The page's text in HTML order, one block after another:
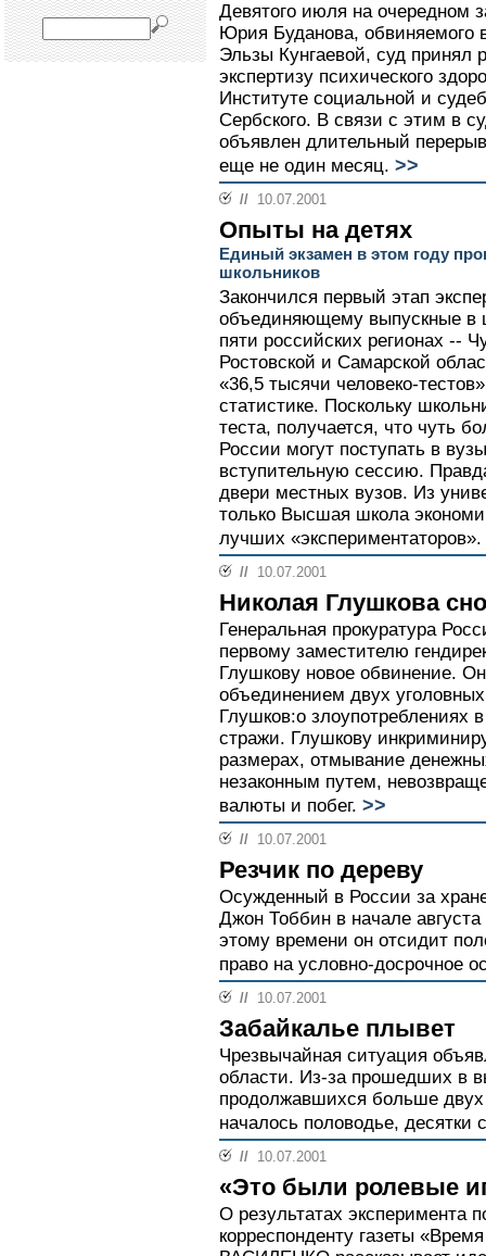
Девятого июля на очередном
Юрия Буданова, обвиняемого
Эльзы Кунгаевой, суд принял
экспертизу психического
Институте социальной и
Сербского. В связи с этим в
объявлен длительный
еще не один месяц. >>
// 10.07.2001
Опыты на детях
Единый экзамен в этом году
школьников
Закончился первый этап
объединяющему выпускные в
пяти российских регионах --
Ростовской и Самарской
«36,5 тысячи человеко-
статистике. Поскольку
теста, получается, что чуть
России могут поступать в
вступительную сессию.
двери местных вузов. Из
только Высшая школа
лучших «экспериментаторов».
// 10.07.2001
Николая Глушкова
Генеральная прокуратура
первому заместителю
Глушкову новое обвинение.
объединением двух
Глушков:о злоупотреблениях
стражи. Глушкову
размерах, отмывание
незаконным путем,
валюты и побег. >>
// 10.07.2001
Резчик по дереву
Осужденный в России за
Джон Тоббин в начале
этому времени он отсидит
право на условно-досрочное
// 10.07.2001
Забайкалье плывет
Чрезвычайная ситуация
области. Из-за прошедших в
продолжавшихся больше двух
началось половодье, десятки
// 10.07.2001
«Это были ролевые
О результатах эксперимента
корреспонденту газеты